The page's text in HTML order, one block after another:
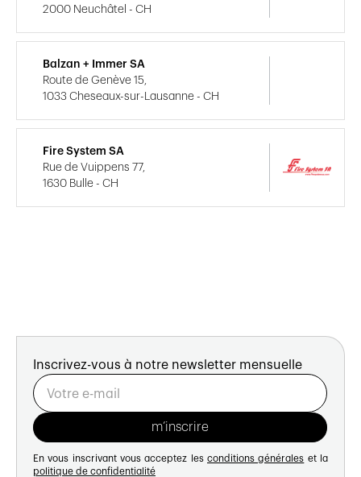
2000 Neuchâtel - CH
Balzan + Immer SA
Route de Genève 15,
1033 Cheseaux-sur-Lausanne - CH
Fire System SA
Rue de Vuippens 77,
1630 Bulle - CH
Inscrivez-vous à notre newsletter mensuelle
En vous inscrivant vous acceptez les conditions générales et la
politique de confidentialité